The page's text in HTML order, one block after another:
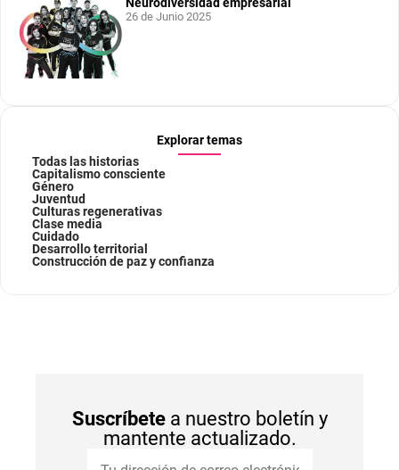
26 de Junio 2025
Explorar temas
Todas las historias
Capitalismo consciente
Género
Juventud
Culturas regenerativas
Clase media
Cuidado
Desarrollo territorial
Construcción de paz y confianza
Suscríbetea nuestro boletín y
mantente actualizado.